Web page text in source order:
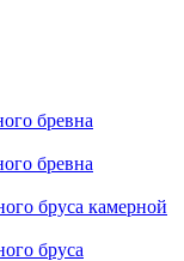
бревна
бревна
бруса камерной
бруса